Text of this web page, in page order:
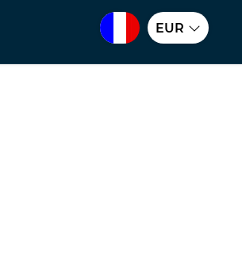
EUR